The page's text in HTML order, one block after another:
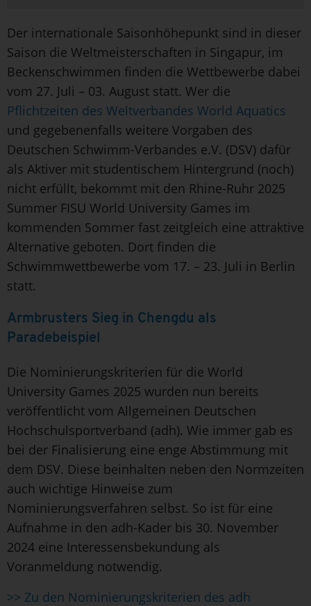
Der internationale Saisonhöhepunkt sind in dieser
Saison die Weltmeisterschaften in Singapur, im
Beckenschwimmen finden die Wettbewerbe dabei
vom 27. Juli – 03. August statt. Wer die
Pflichtzeiten des Weltverbandes World Aquatics
und gegebenenfalls weitere Vorgaben des
Deutschen Schwimm-Verbandes e.V. (DSV) dafür
als Aktiver mit studentischem Hintergrund (noch)
nicht erfüllt, bekommt mit den Rhine-Ruhr 2025
Summer FISU World University Games im
kommenden Sommer fast zeitgleich eine attraktive
Alternative geboten. Dort finden die
Schwimmwettbewerbe vom 17. – 23. Juli in Berlin
statt.
Armbrusters Sieg in Chengdu als
Paradebeispiel
Die Nominierungskriterien für die World
University Games 2025 wurden nun bereits
veröffentlicht vom Allgemeinen Deutschen
Hochschulsportverband (adh). Wie immer gab es
bei der Finalisierung eine enge Abstimmung mit
dem DSV. Diese beinhalten neben den Normzeiten
auch wichtige Hinweise zum
Nominierungsverfahren selbst. So ist für eine
Aufnahme in den adh-Kader bis 30. November
2024 eine Interessensbekundung als
Voranmeldung notwendig.
>> Zu den Nominierungskriterien des adh